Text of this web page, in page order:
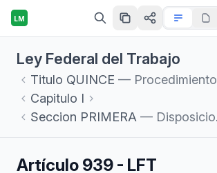
LM
Ley Federal del Trabajo
Titulo QUINCE — Procedimientos de Ejecución
Capitulo I
Seccion PRIMERA — Disposiciones Generales
Artículo 939 - LFT